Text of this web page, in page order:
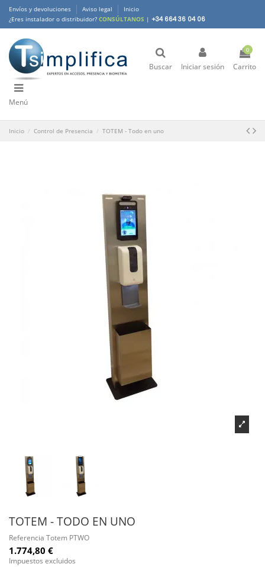
Envíos y devoluciones Aviso legal
Inicio
¿Eres instalador o distribuidor? CONSÚLTANOS | +34 664 36 04 06
Buscar Iniciar sesión
0
Carrito
Menú
Inicio Control de Presencia TOTEM - Todo en uno
TOTEM - TODO EN UNO
Referencia Totem PTWO
1.774,80 €
Impuestos excluidos